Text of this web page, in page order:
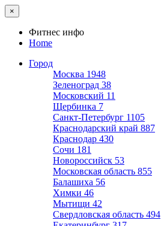
×
Фитнес инфо
Home
Город
Москва 1948
Зеленоград 38
Московский 11
Щербинка 7
Санкт-Петербург 1105
Краснодарский край 887
Краснодар 430
Сочи 181
Новороссийск 53
Московская область 855
Балашиха 56
Химки 46
Мытищи 42
Свердловская область 494